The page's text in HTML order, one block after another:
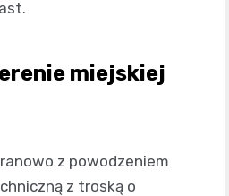
miejskiej
z powodzeniem
z troską o